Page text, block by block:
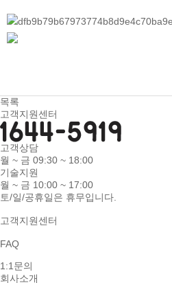
목록
고객지원센터
고객상담
월 ~ 금 09:30 ~ 18:00
기술지원
월 ~ 금 10:00 ~ 17:00
토/일/공휴일은 휴무입니다.
고객지원센터
FAQ
1:1문의
회사소개